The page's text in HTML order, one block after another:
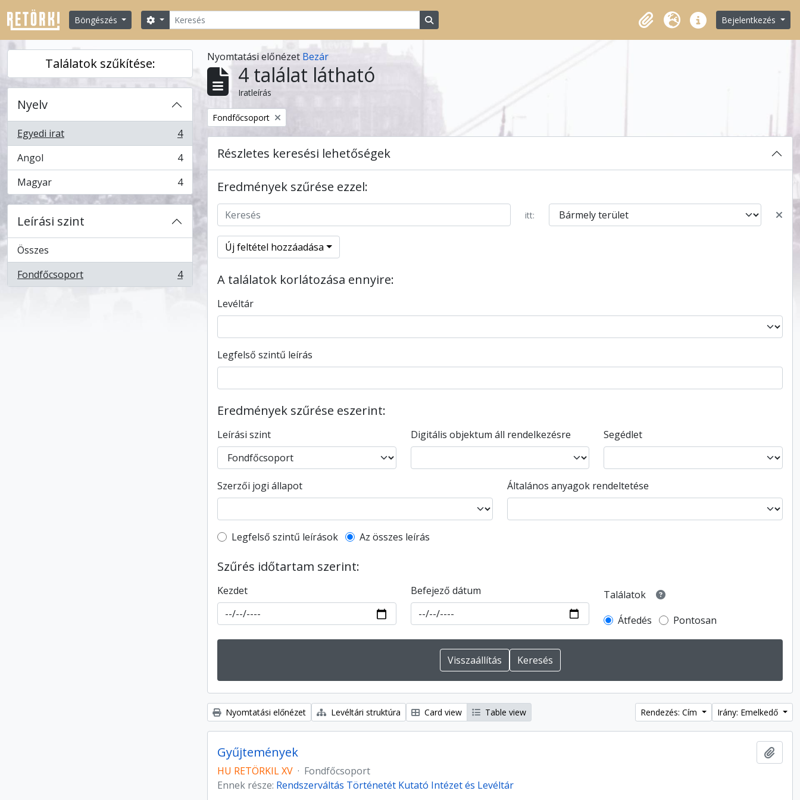
Skip to main content
Böngészés
Keresés
Search options
VágólapNyelv Gyorshivatkozások
Bejelentkezés
Találatok szűkítése:
Nyelv
Egyedi irat
, 4 eredmények
4
Angol
, 4 eredmények
4
Magyar
, 4 eredmények 4
Leírási szint
Összes
Fondfőcsoport
, 4 eredmények 4
Nyomtatási előnézet Bezár
4 találat látható
Iratleírás
Remove filter:
Fondfőcsoport
Részletes keresési lehetőségek
Eredmények szűrése ezzel:
itt:
Új feltétel hozzáadása
A találatok korlátozása ennyire:
Levéltár
Legfelső szintű leírás
Eredmények szűrése eszerint:
Leírási szint Digitális objektum áll rendelkezésre Segédlet
Szerzői jogi állapot Általános anyagok rendeltetése
Top-level description filter
Legfelső szintű leírások Az összes leírás
Szűrés időtartam szerint:
Kezdet Befejező dátum
Találatok
Átfedés
Pontosan
Nyomtatási előnézet Levéltári struktúra Card view Table view Rendezés: Cím Irány: Emelkedő
Gyűjtemények
HU RETÖRKIL XV · Fondfőcsoport
Ennek része: Rendszerváltás Történetét Kutató Intézet és Levéltár